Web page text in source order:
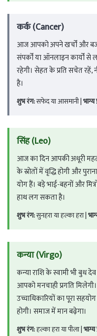
कर्क (Cancer)
आज आपको अपने खर्चों और
संपर्कों या ऑनलाइन कार्यों से
रहेगी। सेहत के प्रति सचेत
है।
शुभ रंग:सफेद या आसमानी |भाग्य
सिंह (Leo)
आज का दिन आपकी अधूरी
के स्रोतों में वृद्धि होगी और
योग हैं। बड़े भाई-बहनों और
हाथ लग सकता है।
शुभ रंग:सुनहरा या हल्का हरा |
कन्या (Virgo)
कन्या राशि के स्वामी भी बुध
आपको मनचाही प्रगति
उच्चाधिकारियों का पूरा
होगी। समाज में मान बढ़ेगा।
शुभ रंग:हल्का हरा या पीला |